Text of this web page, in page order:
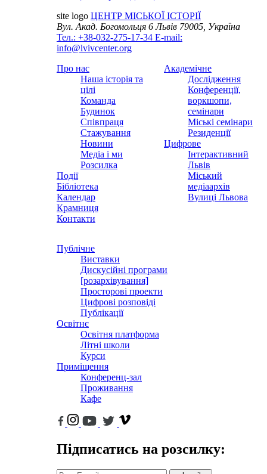
site logo ЦЕНТР МІСЬКОЇ ІСТОРІЇ
Вул. Акад. Богомольця 6Львів 79005, Україна
Тел.: +38-032-275-17-34 E-mail:
info@lvivcenter.org
Про нас
Наша історія та
цілі
Команда
Будинок
Співпраця
Стажування
Новини
Медіа і ми
Розсилка
Події
Бібліотека
Календар
Крамниця
Контакти
Академічне
Дослідження
Конференції,
воркшопи,
семінари
Міські семінари
Резиденції
Цифрове
Інтерактивний
Львів
Міський
медіаархів
Вулиці Львова
Публічне
Виставки
Дискусійні програми
[розархівування]
Просторові проекти
Цифрові розповіді
Публікації
Освітнє
Освітня платформа
Літні школи
Курси
Приміщення
Конференц-зал
Проживання
Кафе
Підписатись на розсилку: